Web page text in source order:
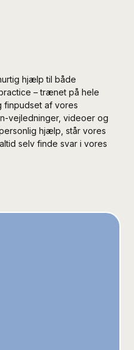
hjælp til både
– trænet på hele
finpudset af vores
vejledninger, videoer og
hjælp, står vores
selv finde svar i vores